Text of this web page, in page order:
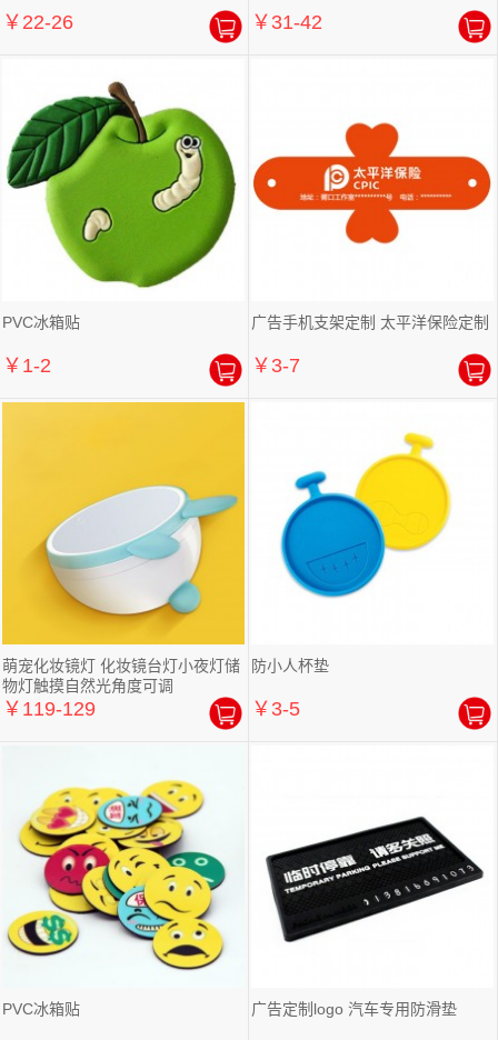
￥22-26 ￥31-42
PVC冰箱贴
￥1-2
广告手机支架定制 太平洋保险定制
￥3-7
萌宠化妆镜灯 化妆镜台灯小夜灯储
物灯触摸自然光角度可调
￥119-129
防小人杯垫
￥3-5
PVC冰箱贴 广告定制logo 汽车专用防滑垫